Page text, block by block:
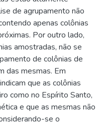
de agrupamento não
apenas colônias
Por outro lado,
amostradas, não se
de colônias de
das mesmas. Em
que as colônias
como no Espírito Santo,
e que as mesmas não
se o